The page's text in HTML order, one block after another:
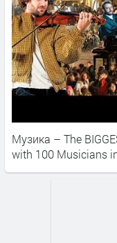
Музика – The
with 100 Musicians